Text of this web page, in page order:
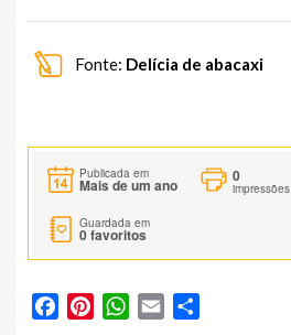
Fonte: Delícia de abacaxi
Publicada em
Mais de um ano
0
impressões
Guardada em
0favoritos
FacebookPinterestWhatsApp
Email